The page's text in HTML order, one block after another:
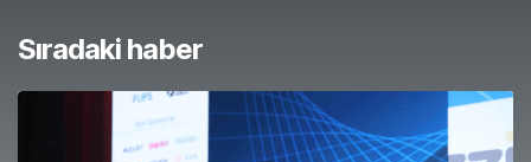
Sıradaki haber